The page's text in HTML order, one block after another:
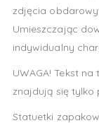
zdjęcia
Umieszczając
indywidualny
UWAGA! Tekst
znajdują się tylko
Statuetki